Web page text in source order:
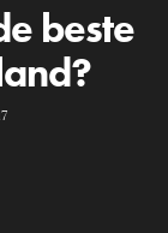
beste